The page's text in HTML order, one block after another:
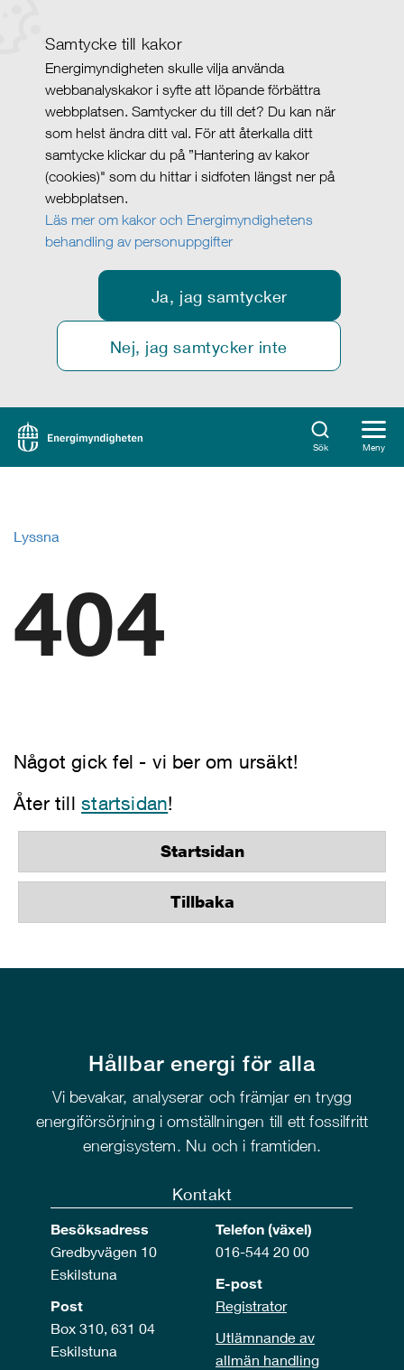
Samtycke till kakor
Energimyndigheten skulle vilja använda
webbanalyskakor i syfte att löpande förbättra
webbplatsen. Samtycker du till det? Du kan när
som helst ändra ditt val. För att återkalla ditt
samtycke klickar du på ”Hantering av kakor
(cookies)" som du hittar i sidfoten längst ner på
webbplatsen.
Läs mer om kakor och Energimyndighetens
behandling av personuppgifter
Ja, jag samtycker
Nej, jag samtycker inte
Sök Meny
Lyssna
404
Något gick fel - vi ber om ursäkt!
Åter tillstartsidan!
Startsidan
Tillbaka
Hållbar energi för alla
Vi bevakar, analyserar och främjar en trygg
energiförsörjning i omställningen till ett fossilfritt
energisystem. Nu och i framtiden.
Kontakt
Besöksadress
Gredbyvägen 10
Eskilstuna
Post
Box 310, 631 04
Eskilstuna
Telefon (växel)
016-544 20 00
E-post
Registrator
Utlämnande av
allmän handling